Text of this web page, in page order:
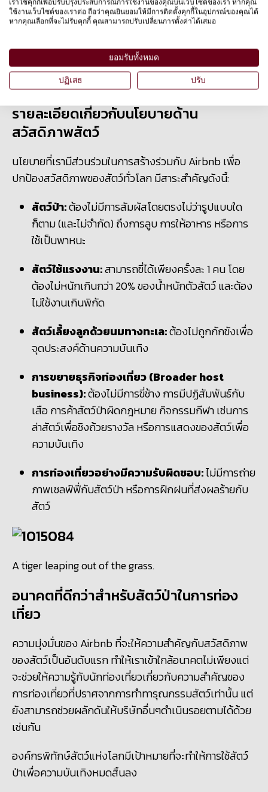
นอกเหนือจากการให้เช่าที่พักอาศัย Airbnb ยังได้เปิดตัว
2016 ซึ่งเป็นโปรแกรมที่รวมกิจกรรมทำมือกว่า 40,000
รายการมาไว้ในที่เดียว และมุ่งเน้นไปยังการสร้างความตื่น
เต้นและการผจญภัยในแบบพื้นถิ่นจริงๆให้แก่นักท่องเที่ยว
รายละเอียดเกี่ยวกับนโยบายด้าน
สวัสดิภาพสัตว์
นโยบายที่เรามีส่วนร่วมในการสร้างร่วมกับ Airbnb เพื่อ
ปกป้องสวัสดิภาพของสัตว์ทั่วโลก มีสาระสำคัญดังนี้:
สัตว์ป่า:ต้องไม่มีการสัมผัสโดยตรงไม่ว่ารูปแบบใด
ก็ตาม (และไม่จำกัด) ถึงการลูบ การให้อาหาร หรือการ
ใช้เป็นพาหนะ
สัตว์ใช้แรงงาน:สามารถขี่ได้เพียงครั้งละ 1 คน โดย
ต้องไม่หนักเกินกว่า 20% ของน้ำหนักตัวสัตว์ และต้อง
ไม่ใช้งานเกินพิกัด
สัตว์เลี้ยงลูกด้วยนมทางทะเล:ต้องไม่ถูกกักขังเพื่อ
จุดประสงค์ด้านความบันเทิง
การขยายธุรกิจท่องเที่ยว (Broader host
business):ต้องไม่มีการขี่ช้าง การมีปฏิสัมพันธ์กับ
เสือ การค้าสัตว์ป่าผิดกฎหมาย กิจกรรมกีฬา เช่นการ
ล่าสัตว์เพื่อชิงถ้วยรางวัล หรือการแสดงของสัตว์เพื่อ
ความบันเทิง
การท่องเที่ยวอย่างมีความรับผิดชอบ:ไม่มีการถ่าย
ภาพเซลฟ์ฟี่กับสัตว์ป่า หรือการฝึกฝนที่ส่งผลร้ายกับ
สัตว์
A tiger leaping out of the grass.
อนาคตที่ดีกว่าสำหรับสัตว์ป่าในการท่อง
เที่ยว
ความมุ่งมั่นของ Airbnb ที่จะให้ความสำคัญกับสวัสดิภาพ
ของสัตว์เป็นอันดับแรก ทำให้เราเข้าใกล้อนาคตไม่เพียงแต่
จะช่วยให้ความรู้กับนักท่องเที่ยวเกี่ยวกับความสำคัญของ
การท่องเที่ยวที่ปราศจากการทำทารุณกรรมสัตว์เท่านั้น แต่
ยังสามารถช่วยผลักดันให้บริษัทอื่นๆดำเนินรอยตามได้ด้วย
เช่นกัน
องค์กรพิทักษ์สัตว์แห่งโลกมีเป้าหมายที่จะทำให้การใช้สัตว์
ป่าเพื่อความบันเทิงหมดสิ้นลง
เราใช้คุกกี้เพื่อปรับปรุงประสบการณ์การใช้งานของคุณบนเว็บไซต์ของเรา หากคุณ
ใช้งานเว็บไซต์ของเราต่อ ถือว่าคุณยินยอมให้มีการติดตั้งคุกกี้ในอุปกรณ์ของคุณได้
หากคุณเลือกที่จะไม่รับคุกกี้ คุณสามารถปรับเปลี่ยนการตั้งค่าได้เสมอ
ยอมรับทั้งหมด
ปฏิเสธ ปรับ